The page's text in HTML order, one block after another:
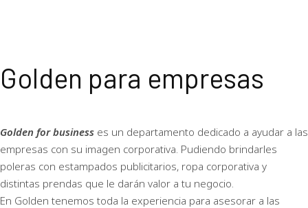
Golden para empresas
Golden for business es un departamento dedicado a ayudar a las
empresas con su imagen corporativa. Pudiendo brindarles
poleras con estampados publicitarios, ropa corporativa y
distintas prendas que le darán valor a tu negocio.
En Golden tenemos toda la experiencia para asesorar a las